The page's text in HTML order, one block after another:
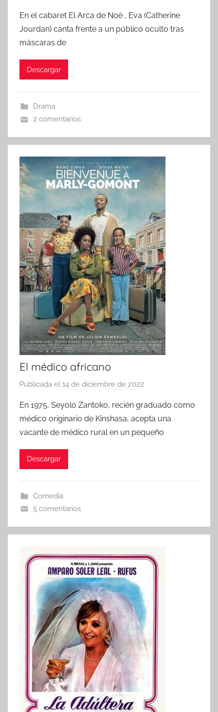
r
En el cabaret El Arca de Noé , Eva (Catherine
Jourdan) canta frente a un público oculto tras
máscaras de
Descargar
Drama
2 comentarios
El médico africano
Publicada el 14 de diciembre de 2022
r
En 1975, Seyolo Zantoko, recién graduado como
médico originario de Kinshasa, acepta una
vacante de médico rural en un pequeño
Descargar
Comedia
5 comentarios